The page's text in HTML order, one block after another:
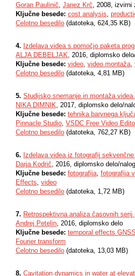
Goran Paulinič, Janez Krč, 2008, izvirni
Ključne besede: cost analysis,
Celotno besedilo (datoteka, 624,35 KB)
4. Izdelava videa s pomočjo paketa
ALJA DEBELJAK, 2016, diplomsko
Ključne besede: video, video montaža,
Celotno besedilo (datoteka, 4,81 MB)
5. Studijsko snemanje in montaža
NIKA DIMNIK, 2017, diplomsko delo/
Ključne besede: tehnika barvnega
Pinnacle Studio, VSDC Free Video
Celotno besedilo (datoteka, 762,27 KB)
6. Izdelava videa iz fotografij
Darja Kodrič, 2016, diplomsko delo/
Ključne besede: fotografija, fotografija
Effects, video
Celotno besedilo (datoteka, 1,72 MB)
7. Retrospektivna analiza časovnih
Andrej Petelin, 2016, diplomsko delo
Ključne besede: temporal effects
Fourier transform
Celotno besedilo (datoteka, 13,03 MB)
8. Cavitation dynamics in water at